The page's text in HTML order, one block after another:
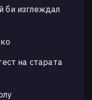
би изглеждал
на старата